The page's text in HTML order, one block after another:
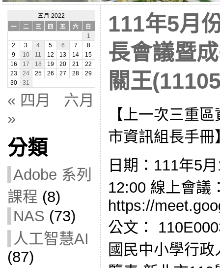
五月 2022
一
二 三 四 五 六
日
1
2
3 4 5 6 7
8
9
10 11 12 13 14
15
16
17 18 19 20 21
22
23
24 25 26 27 28
29
30
31
« 四月
六月
»
分類
Adobe 系列
課程 (8)
NAS (73)
人工智慧AI
(87)
111年5月
長會議暨
關王
【上一次三重
市資訊組長手冊
日期：111年5
12:00 線上會議
https://
公文：
國民中小學行